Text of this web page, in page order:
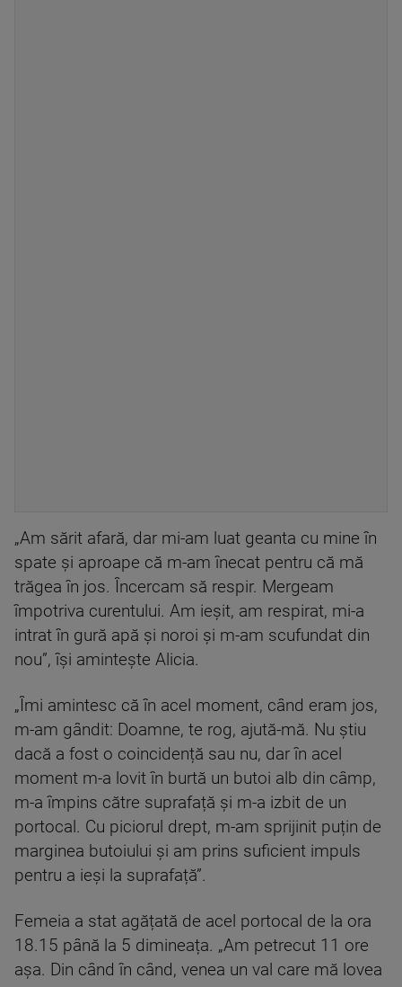
„Am sărit afară, dar mi-am luat geanta cu mine în
spate și aproape că m-am înecat pentru că mă
trăgea în jos. Încercam să respir. Mergeam
împotriva curentului. Am ieșit, am respirat, mi-a
intrat în gură apă și noroi și m-am scufundat din
nou”, își amintește Alicia.
„Îmi amintesc că în acel moment, când eram jos,
m-am gândit: Doamne, te rog, ajută-mă. Nu știu
dacă a fost o coincidență sau nu, dar în acel
moment m-a lovit în burtă un butoi alb din câmp,
m-a împins către suprafață și m-a izbit de un
portocal. Cu piciorul drept, m-am sprijinit puțin de
marginea butoiului și am prins suficient impuls
pentru a ieși la suprafață”.
Femeia a stat agățată de acel portocal de la ora
18.15 până la 5 dimineața. „Am petrecut 11 ore
așa. Din când în când, venea un val care mă lovea